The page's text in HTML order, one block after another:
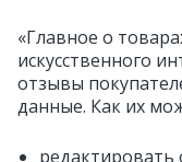
«Главное о
искусственного
отзывы
данные. Как их
редактировать